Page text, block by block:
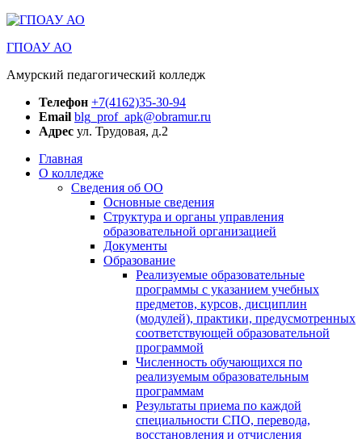
ГПОАУ АО
Амурский педагогический колледж
Телефон +7(4162)35-30-94
Email blg_prof_apk@obramur.ru
Адрес ул. Трудовая, д.2
Главная
О колледже
Сведения об ОО
Основные сведения
Структура и органы управления
образовательной организацией
Документы
Образование
Реализуемые образовательные
программы с указанием учебных
предметов, курсов, дисциплин
(модулей), практики, предусмотренных
соответствующей образовательной
программой
Численность обучающихся по
реализуемым образовательным
программам
Результаты приема по каждой
специальности СПО, перевода,
восстановления и отчисления